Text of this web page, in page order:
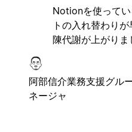
Notionを使って
トの入れ替わり
陳代謝が上がりま
阿部信介業務支援グル
ネージャ